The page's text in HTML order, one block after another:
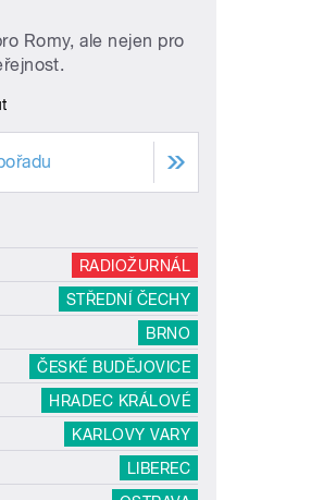
Romy, ale nejen pro
RADIOŽURNÁL
STŘEDNÍ ČECHY
BRNO
ČESKÉ BUDĚJOVICE
HRADEC KRÁLOVÉ
KARLOVY VARY
LIBEREC